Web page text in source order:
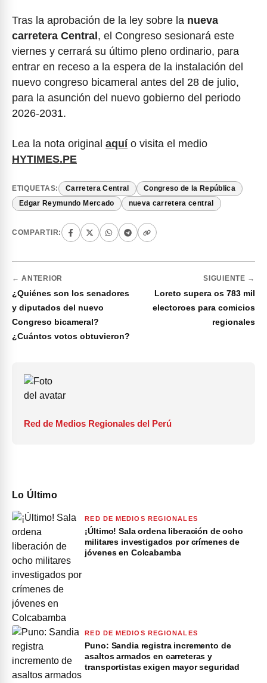
Tras la aprobación de la ley sobre la nueva
carretera Central, el Congreso sesionará este
viernes y cerrará su último pleno ordinario, para
entrar en receso a la espera de la instalación del
nuevo congreso bicameral antes del 28 de julio,
para la asunción del nuevo gobierno del periodo
2026-2031.
Lea la nota original aquío visita el medio
HYTIMES.PE
ETIQUETAS: Carretera Central Congreso de la República
Edgar Reymundo Mercado nueva carretera central
COMPARTIR:
← ANTERIOR
¿Quiénes son los senadores
y diputados del nuevo
Congreso bicameral?
¿Cuántos votos obtuvieron?
SIGUIENTE →
Loreto supera os 783 mil
electoroes para comicios
regionales
Red de Medios Regionales del Perú
Lo Último
RED DE MEDIOS REGIONALES
¡Último! Sala ordena liberación de ocho
militares investigados por crímenes de
jóvenes en Colcabamba
RED DE MEDIOS REGIONALES
Puno: Sandia registra incremento de
asaltos armados en carreteras y
transportistas exigen mayor seguridad